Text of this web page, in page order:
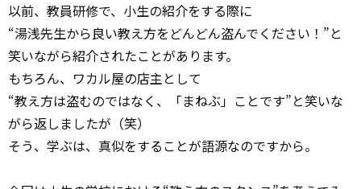
以前、教員研修で、小生の紹介をする際に
“湯浅先生から良い教え方をどんどん盗んでください！”と
笑いながら紹介されたことがあります。
もちろん、ワカル屋の店主として
“教え方は盗むのではなく、「まねぶ」ことです”と笑いな
がら返しましたが（笑）
そう、学ぶは、真似をすることが語源なのですから。